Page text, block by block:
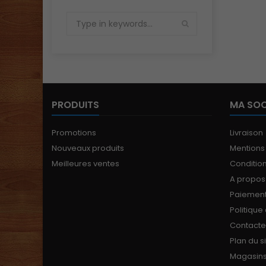
PRODUITS
Promotions
Nouveaux produits
Meilleures ventes
MA
Livraison
A propos
Plan du
Magasins